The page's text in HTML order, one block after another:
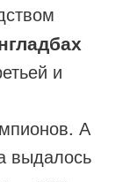
и
А
выдалось